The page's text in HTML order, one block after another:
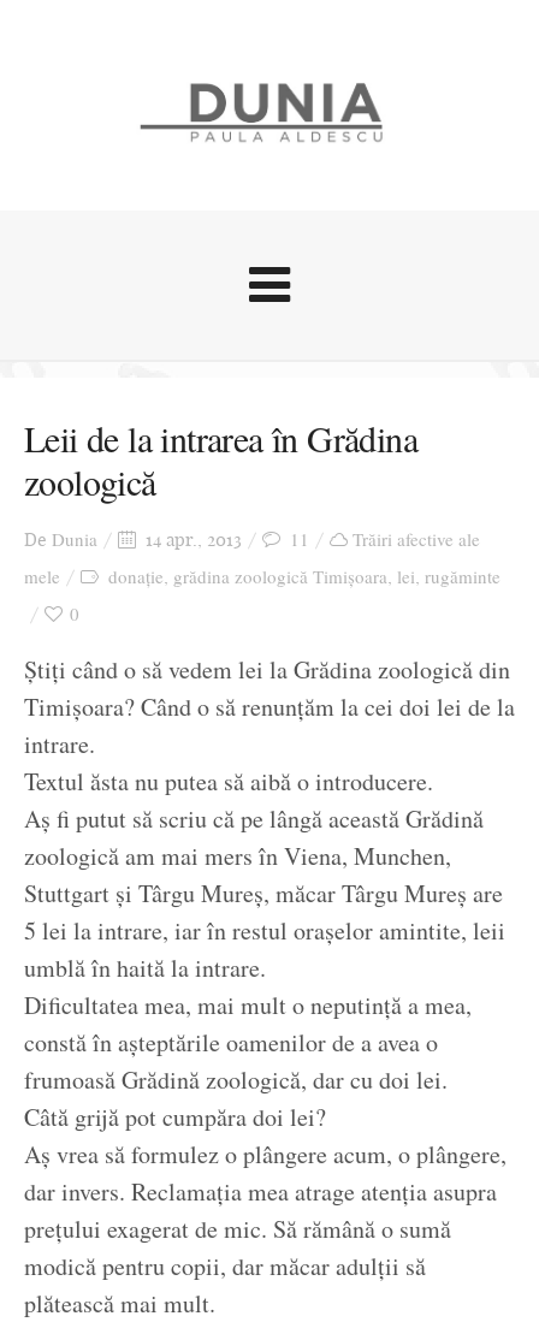
Stari afective
Zice Dunia
Cursuri povestite
Ziua culorii
Leii de la intrarea în Grădina
zoologică
De Dunia 14 apr., 2013 11
Trăiri afective ale
mele
donație, grădina zoologică Timișoara, lei, rugăminte
0
Știți când o să vedem lei la Grădina zoologică din
Timișoara? Când o să renunțăm la cei doi lei de la
intrare.
Textul ăsta nu putea să aibă o introducere.
Aș fi putut să scriu că pe lângă această Grădină
zoologică am mai mers în Viena, Munchen,
Stuttgart și Târgu Mureș, măcar Târgu Mureș are
5 lei la intrare, iar în restul orașelor amintite, leii
umblă în haită la intrare.
Dificultatea mea, mai mult o neputință a mea,
constă în așteptările oamenilor de a avea o
frumoasă Grădină zoologică, dar cu doi lei.
Câtă grijă pot cumpăra doi lei?
Aș vrea să formulez o plângere acum, o plângere,
dar invers. Reclamația mea atrage atenția asupra
prețului exagerat de mic. Să rămână o sumă
modică pentru copii, dar măcar adulții să
plătească mai mult.